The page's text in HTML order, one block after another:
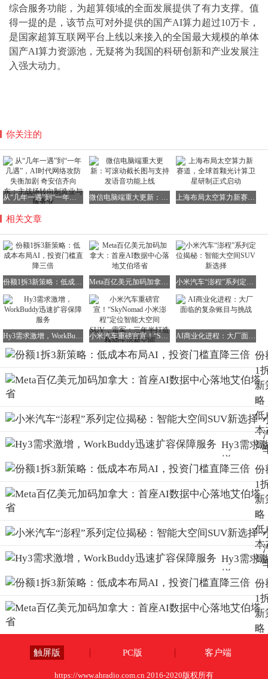
综合服务功能，为超算领域的全面发展提供了有力支撑。值
得一提的是，该节点可对外提供的国产AI算力超过10万卡，
是国家超算互联网平台上线以来接入的全国最大规模的单体
国产AI算力资源池，无疑将为我国的科研创新和产业发展注
入强大动力。
你关注的
从“几年一遇”到“一年几遇”，AI时代网络攻防失衡加剧 奇安信齐向东：主战场转向制造业与服务业 上海布局太空算力新赛道，全球首颗光计算卫星研制正式启动
相关文章
小米汽车重磅官宣！“SkyNomad 小米澎程”定位智能大空间SUV，雷军：三年半打造移动生活新空间 AI商业化进程：大厂面临的复杂账目与挑战
份
1
新
略
低
本
局
投
门
直
三
Hy3需求
增，
迅速扩容
份
1
新
略
低
本
局
投
门
直
三
Hy3需求
增，
迅速扩容
份
1
新
略
触屏版 PC版 客户端
https://www.ahradio.com.cn 2016-2020版权所有